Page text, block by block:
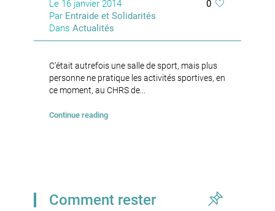
0
Le 16 janvier 2014
Par Entraide et Solidarités
Dans Actualités
C’était autrefois une salle de sport, mais plus
personne ne pratique les activités sportives, en
ce moment, au CHRS de...
Continue reading
Comment rester